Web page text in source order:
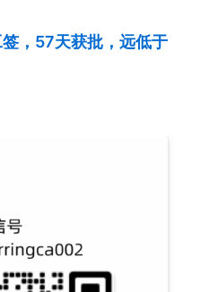
，57天获批，远低于